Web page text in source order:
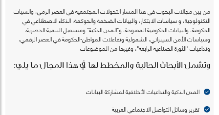
من بين مجالات البحوث في هذا المسار التحولات المجتمعية في العصر الرمي، والسيات
التكنولوجية، و سياسات الابتكار، والبيانات الضخمة والحوكمة، الذكاء الاصطناعي في
الحكومة، والبيانات الحكومية المفتوحة، و"المدن الذكية" ومستقبل التنمية الحضرية،
وسياسات الأمن السيبراني، الشمولية وتفاعلات المواطن-الحكومة في العصر الرقمي،
وتداعيات "الثورة الصناعية الرابعة"، وغيرها من الموضوعات
وتشمل الأبحاث الحالية والمخطط لها في هذا المجال ما يلي:
المدن الذكية والتداعيات الأخلاقية لمشاركة البيانات
تقرير وسائل التواصل الاجتماعي العربية